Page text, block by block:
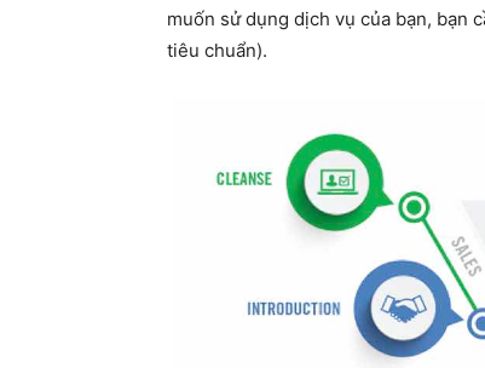
muốn sử dụng dịch vụ của bạn, bạn
tiêu chuẩn).